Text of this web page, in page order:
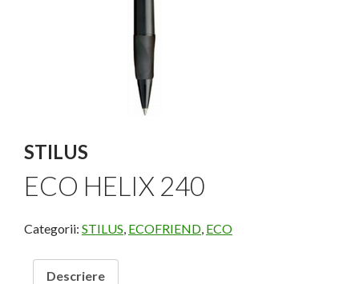
STILUS
ECO HELIX 240
Categorii: STILUS ECOFRIEND ECO
Descriere